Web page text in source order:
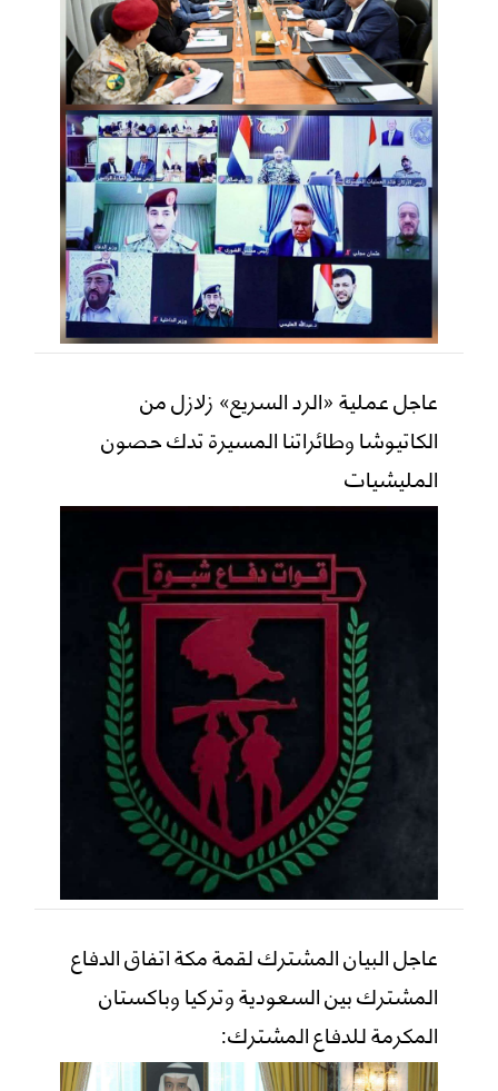
عاجل عملية «الرد السريع» زلازل من
الكاتيوشا وطائراتنا المسيرة تدك حصون
المليشيات
عاجل البيان المشترك لقمة مكة اتفاق الدفاع
المشترك بين السعودية وتركيا وباكستان
المكرمة للدفاع المشترك: